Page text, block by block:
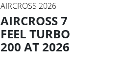
AIRCROSS 2026
AIRCROSS 7
FEEL TURBO
200 AT 2026